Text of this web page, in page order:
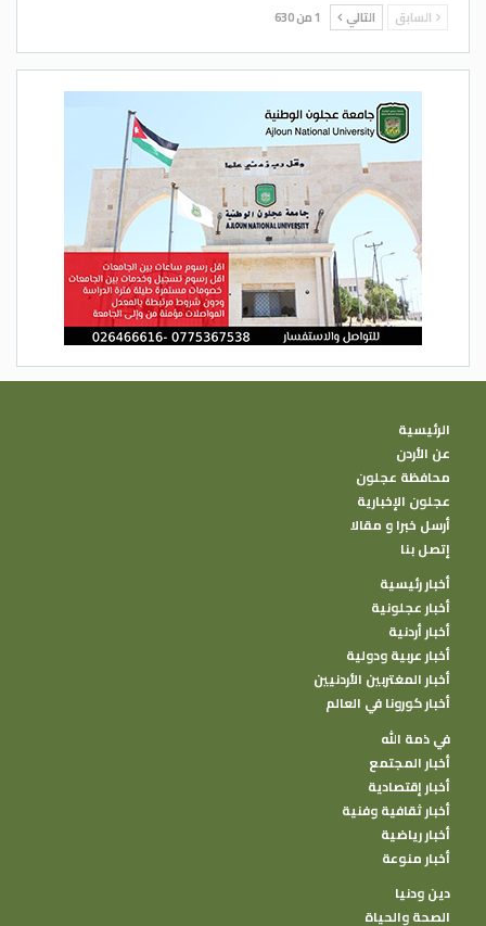
السابق التالي 1 من 630
الرئيسية
عن الأردن
محافظة عجلون
عجلون الإخبارية
أرسل خبرا و مقالا
إتصل بنا
أخبار رئيسية
أخبار عجلونية
أخبار أردنية
أخبار عربية ودولية
أخبار المغتربين الأردنيين
أخبار كورونا في العالم
في ذمة الله
أخبار المجتمع
أخبار إقتصادية
أخبار ثقافية وفنية
أخبار رياضية
أخبار منوعة
دين ودنيا
الصحة والحياة